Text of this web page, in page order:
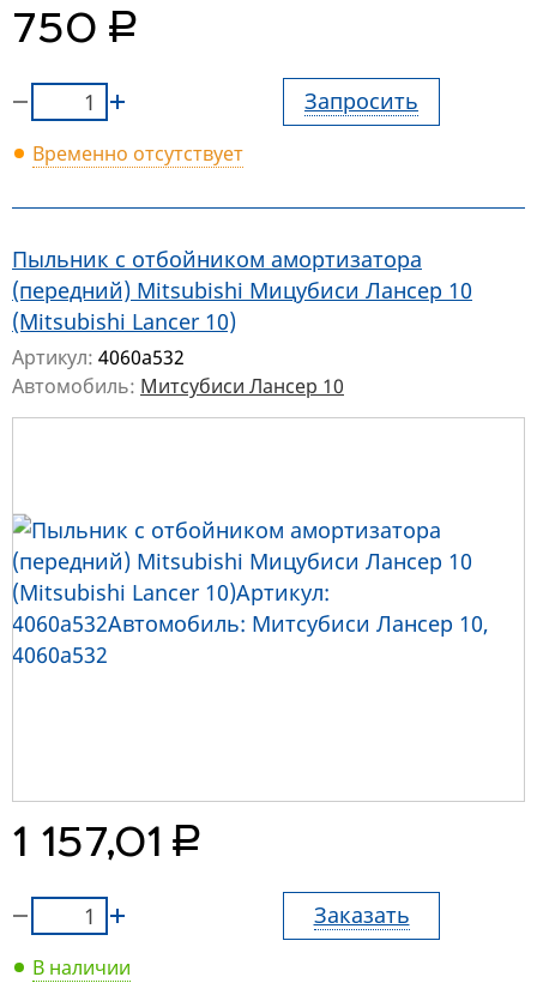
750 руб.
Запросить
Временно отсутствует
Пыльник с отбойником амортизатора
(передний) Mitsubishi Мицубиси Лансер 10
(Mitsubishi Lancer 10)
Артикул: 4060a532
Автомобиль: Митсубиси Лансер 10
1 157,01 руб.
Заказать
В наличии